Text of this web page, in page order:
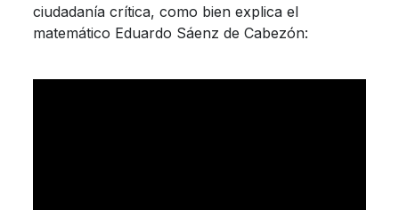
ciudadanía crítica, como bien explica el
matemático Eduardo Sáenz de Cabezón: